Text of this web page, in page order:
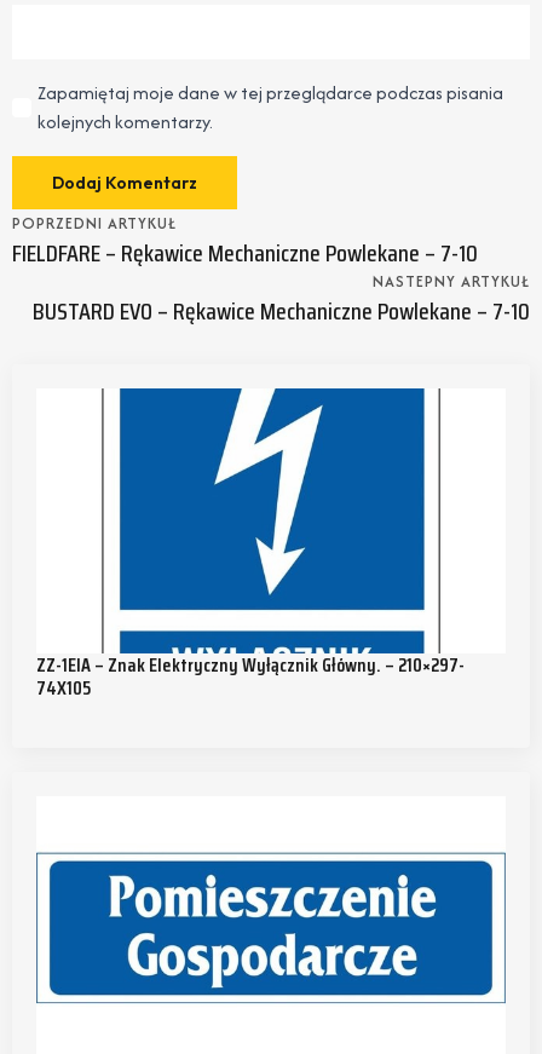
Zapamiętaj moje dane w tej przeglądarce podczas pisania
kolejnych komentarzy.
POPRZEDNI ARTYKUŁ
FIELDFARE – Rękawice Mechaniczne Powlekane – 7-10
NASTEPNY ARTYKUŁ
BUSTARD EVO – Rękawice Mechaniczne Powlekane – 7-10
ZZ-1EIA – Znak Elektryczny Wyłącznik Główny. – 210×297-
74X105